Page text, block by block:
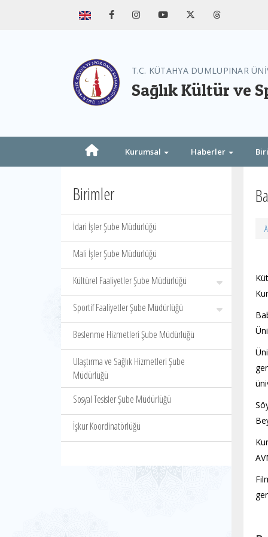
T.C. KÜTAHYA DUMLUPINAR
Sağlık Kültür ve
Kurumsal Haberler
Birimler
İdari İşler Şube Müdürlüğü
Mali İşler Şube Müdürlüğü
Kültürel Faaliyetler Şube Müdürlüğü
Sportif Faaliyetler Şube Müdürlüğü
Beslenme Hizmetleri Şube Müdürlüğü
Ulaştırma ve Sağlık Hizmetleri Şube
Müdürlüğü
Sosyal Tesisler Şube Müdürlüğü
İşkur Koordinatörlüğü